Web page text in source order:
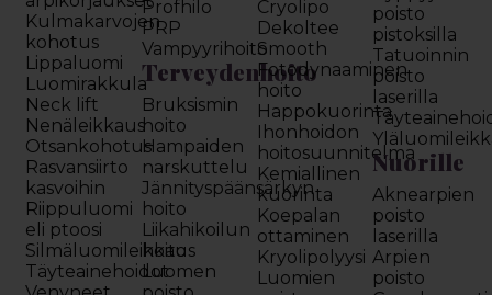
Kulmakarvojen
kohotus
Lippaluomi
Luomirakkula
Neck lift
Nenäleikkaus
Otsankohotus
Rasvansiirto
kasvoihin
Riippuluomi
eli ptoosi
Silmäluomileikkaus
Täyteainehoidot
Profhilo
PRP
Vampyyrihoito
Terveydenhoito
Bruksismin
hoito
Hampaiden
narskuttelu
Jännityspäänsärkyn
hoito
Liikahikoilun
hoito
Luomen
Cryolipo
Dekoltee
Smooth
Fotodynaaminen
hoito
Happokuorinta
Ihonhoidon
hoitosuunnitelma
Kemiallinen
kuorinta
Koepalan
ottaminen
Kryolipolyysi
Luomien
poisto
pistoksilla
Tatuoinnin
poisto
laserilla
Nuorille
Aknearpien
poisto
laserilla
Arpien
poisto